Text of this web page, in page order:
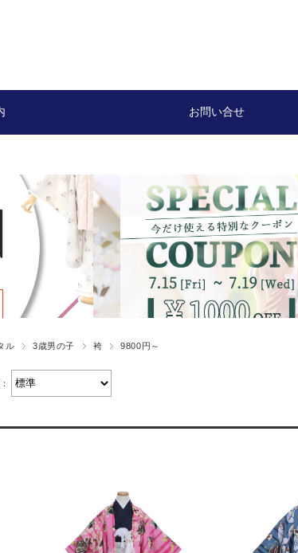
お問い合せ
ル 3歳男の子 袴 9800円～